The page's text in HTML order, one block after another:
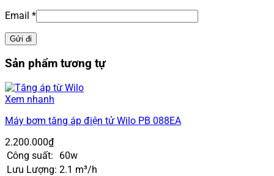
Email *
Sản phẩm tương tự
Xem nhanh
Máy bơm tăng áp điện tử Wilo PB 088EA
2.200.000₫
Công suất:
60w
Lưu Lượng: 2.1 m³/h